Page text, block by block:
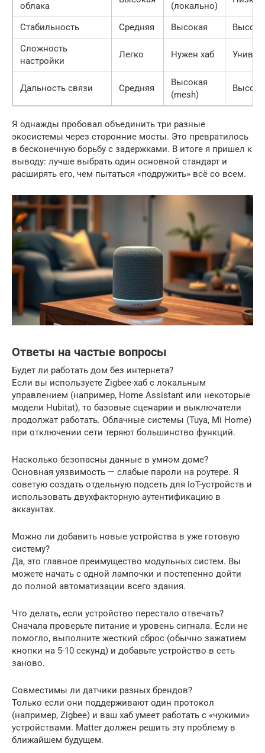
облака (локально)
Стабильность Средняя Высокая
Сложность
настройки
Легко Нужен хаб
Дальность связи Средняя
Высокая
(mesh)
Я однажды пробовал объединить три разные
экосистемы через сторонние мосты. Это превратилось
в бесконечную борьбу с задержками. В итоге я пришел к
выводу: лучше выбрать один основной стандарт и
расширять его, чем пытаться «подружить» всё со всем.
Ответы на частые вопросы
Будет ли работать дом без интернета?
Если вы используете Zigbee-хаб с локальным
управлением (например, Home Assistant или некоторые
модели Hubitat), то базовые сценарии и выключатели
продолжат работать. Облачные системы (Tuya, Mi Home)
при отключении сети теряют большинство функций.
Насколько безопасны данные в умном доме?
Основная уязвимость — слабые пароли на роутере. Я
советую создать отдельную подсеть для IoT-устройств и
использовать двухфакторную аутентификацию в
аккаунтах.
Можно ли добавить новые устройства в уже готовую
систему?
Да, это главное преимущество модульных систем. Вы
можете начать с одной лампочки и постепенно дойти
до полной автоматизации всего здания.
Что делать, если устройство перестало отвечать?
Сначала проверьте питание и уровень сигнала. Если не
помогло, выполните жесткий сброс (обычно зажатием
кнопки на 5-10 секунд) и добавьте устройство в сеть
заново.
Совместимы ли датчики разных брендов?
Только если они поддерживают один протокол
(например, Zigbee) и ваш хаб умеет работать с «чужими»
устройствами. Matter должен решить эту проблему в
ближайшем будущем.